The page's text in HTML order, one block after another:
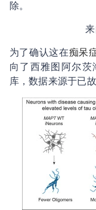
除。
为了确认这在痴呆
向了西雅图阿尔
库，数据来源于已